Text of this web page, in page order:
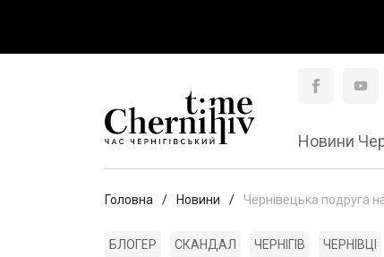
Новини
Головна Новини Чернівецька подруга
БЛОГЕР СКАНДАЛ ЧЕРНІГІВ ЧЕРНІВЦІ